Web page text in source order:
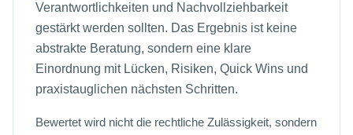
Verantwortlichkeiten und Nachvollziehbarkeit
gestärkt werden sollten. Das Ergebnis ist keine
abstrakte Beratung, sondern eine klare
Einordnung mit Lücken, Risiken, Quick Wins und
praxistauglichen nächsten Schritten.
Bewertet wird nicht die rechtliche Zulässigkeit, sondern